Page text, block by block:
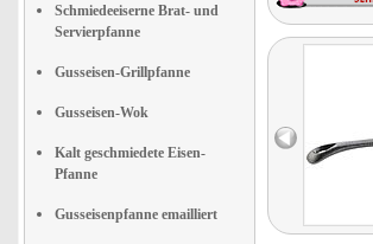
Schmiedeeiserne Brat- und
Servierpfanne
Gusseisen-Grillpfanne
Gusseisen-Wok
Kalt geschmiedete Eisen-
Pfanne
Gusseisenpfanne emailliert